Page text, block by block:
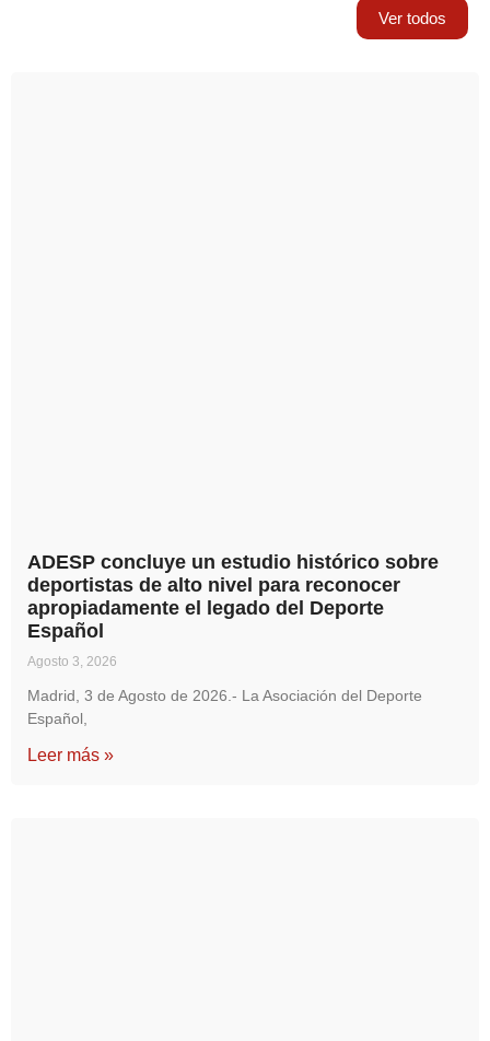
Ver todos
ADESP concluye un estudio histórico sobre
deportistas de alto nivel para reconocer
apropiadamente el legado del Deporte
Español
Agosto 3, 2026
Madrid, 3 de Agosto de 2026.- La Asociación del Deporte
Español,
Leer más »